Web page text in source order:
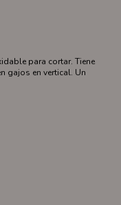
para cortar. Tiene
gajos en vertical. Un